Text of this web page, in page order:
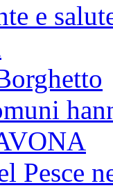
e
Pesce